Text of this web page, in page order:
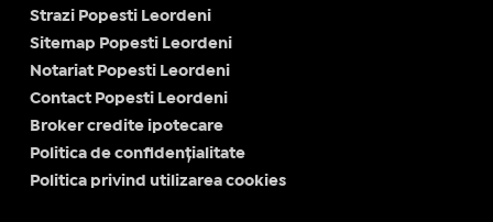
Strazi Popesti Leordeni
Sitemap Popesti Leordeni
Notariat Popesti Leordeni
Contact Popesti Leordeni
Broker credite ipotecare
Politica de confidențialitate
Politica privind utilizarea cookies